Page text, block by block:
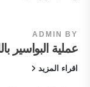
BY
ADMIN
عملية البواسير
اقراء المزيد